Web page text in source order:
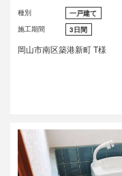
種別
一戸建て
施工期間
3日間
岡山市南区築港新町 T様